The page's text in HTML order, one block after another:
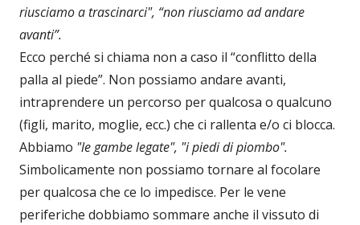
riusciamo a trascinarci", “non riusciamo ad andare
avanti”.
Ecco perché si chiama non a caso il “conflitto della
palla al piede”. Non possiamo andare avanti,
intraprendere un percorso per qualcosa o qualcuno
(figli, marito, moglie, ecc.) che ci rallenta e/o ci blocca.
Abbiamo "le gambe legate", "i piedi di piombo".
Simbolicamente non possiamo tornare al focolare
per qualcosa che ce lo impedisce. Per le vene
periferiche dobbiamo sommare anche il vissuto di